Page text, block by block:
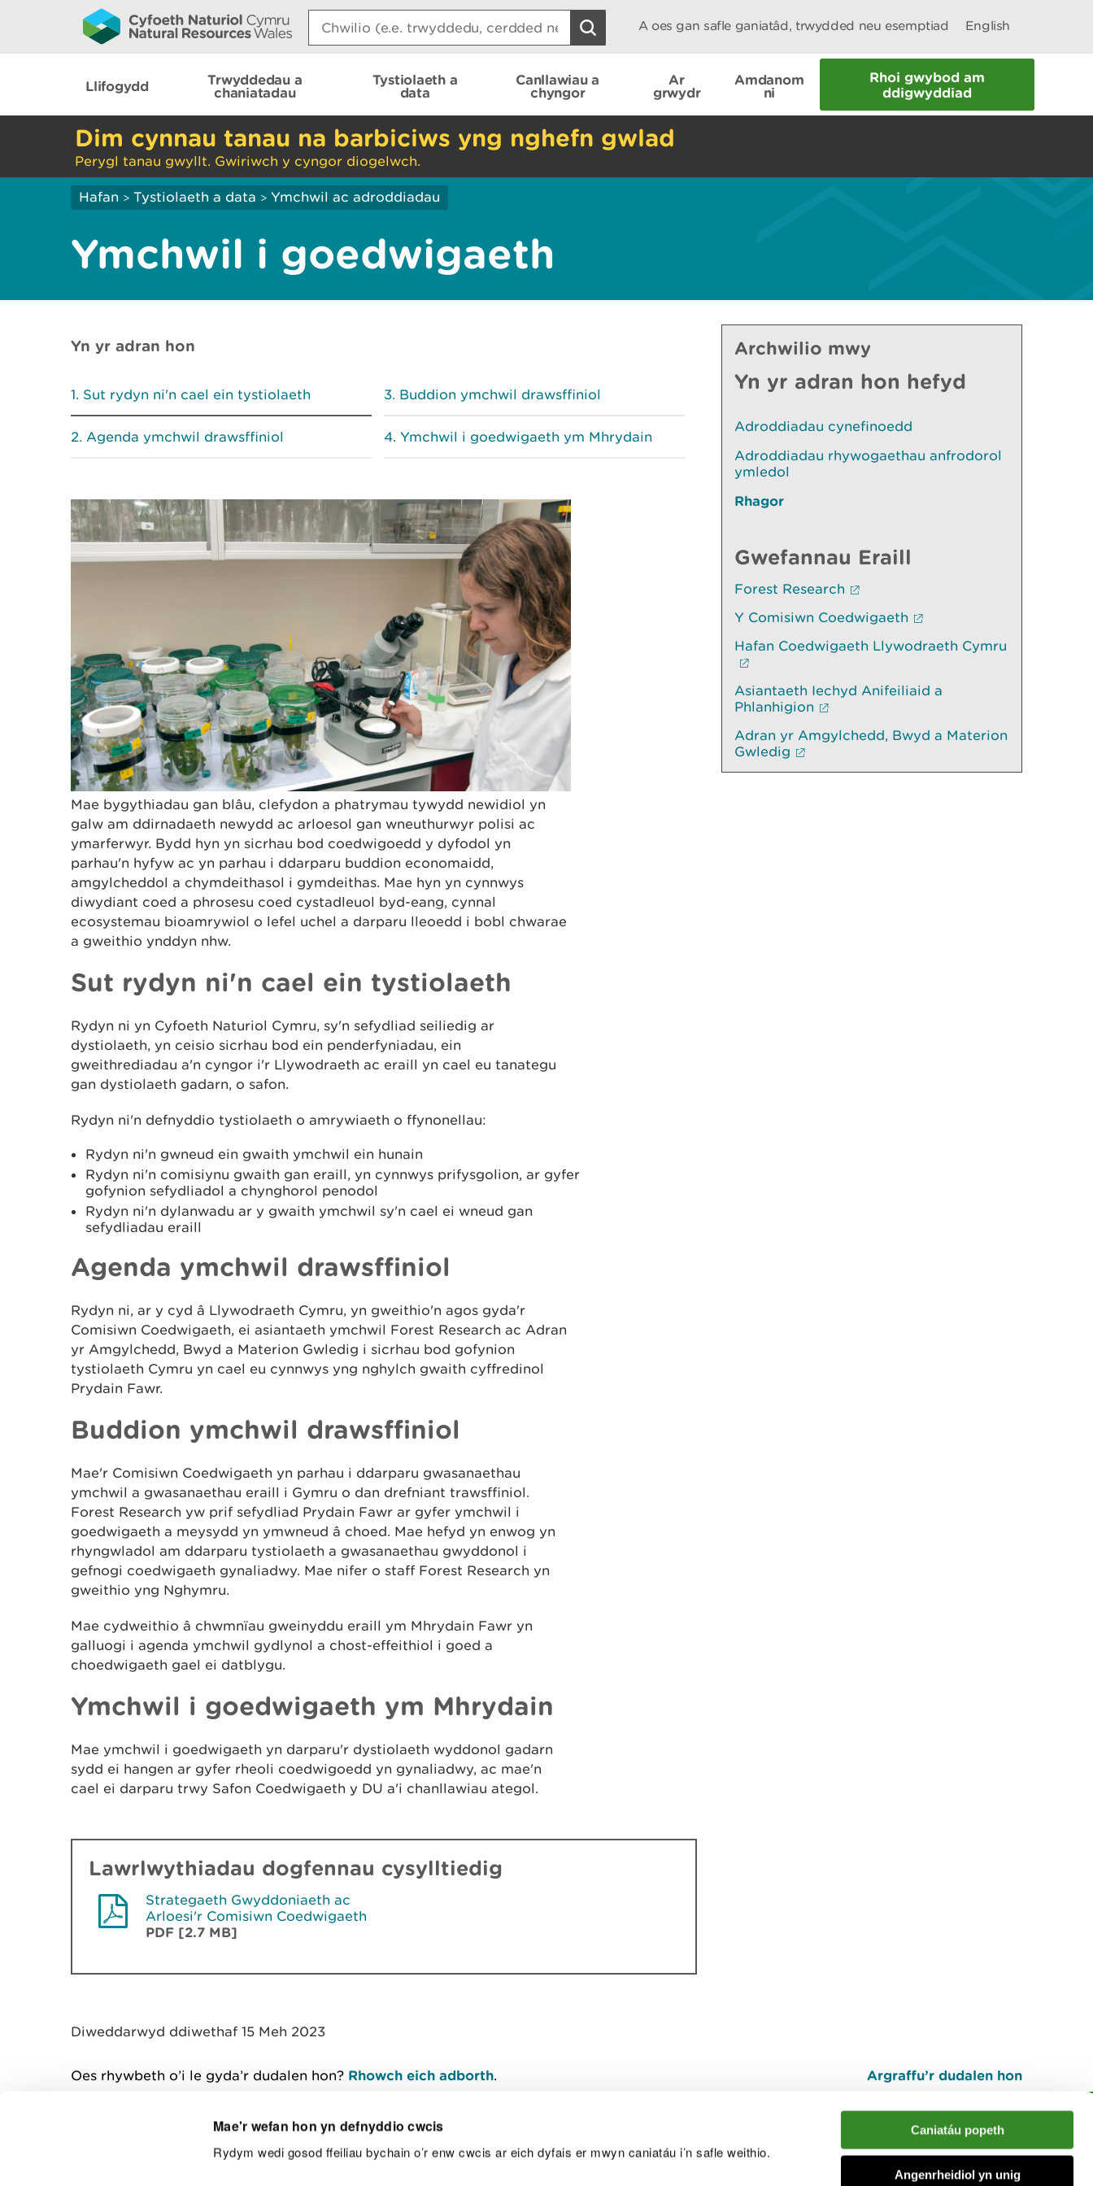
Mae'r wefan hon yn defnyddio cwcis
Rydym wedi gosod ffeiliau bychain o’r enw cwcis ar eich dyfais er mwyn caniatáu i’n safle weithio.
Caniatáu popeth
Angenrheidiol yn unig
Search:
A oes gan safle ganiatâd, trwydded neu esemptiad English
Llifogydd
Trwyddedau a
chaniatadau
Tystiolaeth a
data
Canllawiau a
chyngor
Ar
grwydr
Amdanom
ni
Rhoi gwybod am
ddigwyddiad
Dim cynnau tanau na barbiciws yng nghefn gwlad
Perygl tanau gwyllt. Gwiriwch y cyngor diogelwch.
Hafan > Tystiolaeth a data > Ymchwil ac adroddiadau
Ymchwil i goedwigaeth
Yn yr adran hon
Sut rydyn ni'n cael ein tystiolaeth
Agenda ymchwil drawsffiniol
Buddion ymchwil drawsffiniol
Ymchwil i goedwigaeth ym Mhrydain
Mae bygythiadau gan blâu, clefydon a phatrymau tywydd newidiol yn
galw am ddirnadaeth newydd ac arloesol gan wneuthurwyr polisi ac
ymarferwyr. Bydd hyn yn sicrhau bod coedwigoedd y dyfodol yn
parhau'n hyfyw ac yn parhau i ddarparu buddion economaidd,
amgylcheddol a chymdeithasol i gymdeithas. Mae hyn yn cynnwys
diwydiant coed a phrosesu coed cystadleuol byd-eang, cynnal
ecosystemau bioamrywiol o lefel uchel a darparu lleoedd i bobl chwarae
a gweithio ynddyn nhw.
Sut rydyn ni'n cael ein tystiolaeth
Rydyn ni yn Cyfoeth Naturiol Cymru, sy'n sefydliad seiliedig ar
dystiolaeth, yn ceisio sicrhau bod ein penderfyniadau, ein
gweithrediadau a'n cyngor i'r Llywodraeth ac eraill yn cael eu tanategu
gan dystiolaeth gadarn, o safon.
Rydyn ni'n defnyddio tystiolaeth o amrywiaeth o ffynonellau:
Rydyn ni'n gwneud ein gwaith ymchwil ein hunain
Rydyn ni'n comisiynu gwaith gan eraill, yn cynnwys prifysgolion, ar gyfer
gofynion sefydliadol a chynghorol penodol
Rydyn ni'n dylanwadu ar y gwaith ymchwil sy'n cael ei wneud gan
sefydliadau eraill
Agenda ymchwil drawsffiniol
Rydyn ni, ar y cyd â Llywodraeth Cymru, yn gweithio'n agos gyda'r
Comisiwn Coedwigaeth, ei asiantaeth ymchwil Forest Research ac Adran
yr Amgylchedd, Bwyd a Materion Gwledig i sicrhau bod gofynion
tystiolaeth Cymru yn cael eu cynnwys yng nghylch gwaith cyffredinol
Prydain Fawr.
Buddion ymchwil drawsffiniol
Mae'r Comisiwn Coedwigaeth yn parhau i ddarparu gwasanaethau
ymchwil a gwasanaethau eraill i Gymru o dan drefniant trawsffiniol.
Forest Research yw prif sefydliad Prydain Fawr ar gyfer ymchwil i
goedwigaeth a meysydd yn ymwneud â choed. Mae hefyd yn enwog yn
rhyngwladol am ddarparu tystiolaeth a gwasanaethau gwyddonol i
gefnogi coedwigaeth gynaliadwy. Mae nifer o staff Forest Research yn
gweithio yng Nghymru.
Mae cydweithio â chwmnïau gweinyddu eraill ym Mhrydain Fawr yn
galluogi i agenda ymchwil gydlynol a chost-effeithiol i goed a
choedwigaeth gael ei datblygu.
Ymchwil i goedwigaeth ym Mhrydain
Mae ymchwil i goedwigaeth yn darparu'r dystiolaeth wyddonol gadarn
sydd ei hangen ar gyfer rheoli coedwigoedd yn gynaliadwy, ac mae'n
cael ei darparu trwy Safon Coedwigaeth y DU a'i chanllawiau ategol.
Lawrlwythiadau dogfennau cysylltiedig
Strategaeth Gwyddoniaeth ac
Arloesi'r Comisiwn Coedwigaeth
PDF [2.7 MB]
Archwilio mwy
Yn yr adran hon hefyd
Adroddiadau cynefinoedd
Adroddiadau rhywogaethau anfrodorol
ymledol
Rhagor
Gwefannau Eraill
Forest Research
Y Comisiwn Coedwigaeth
Hafan Coedwigaeth Llywodraeth Cymru
Asiantaeth Iechyd Anifeiliaid a
Phlanhigion
Adran yr Amgylchedd, Bwyd a Materion
Gwledig
Diweddarwyd ddiwethaf 15 Meh 2023
Oes rhywbeth o’i le gyda’r dudalen hon? Rhowch eich adborth. Argraffu’r dudalen hon
I fyny